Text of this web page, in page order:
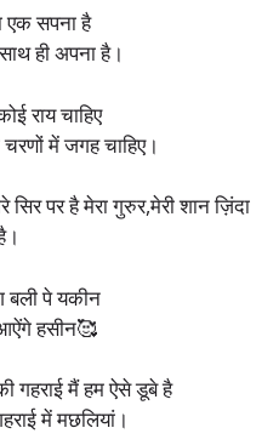
एक सपना है
ही अपना है।
राय चाहिए
में जगह चाहिए।
पर है मेरा गुरुर,मेरी शान ज़िंदा
बली पे यकीन
हसीन🥰
गहराई मैं हम ऐसे डूबे है
में मछलियां।